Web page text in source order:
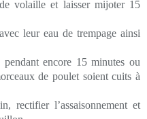
volaille et laisser mijoter 15
leur eau de trempage ainsi
encore 15 minutes ou
de poulet soient cuits à
rectifier l’assaisonnement et